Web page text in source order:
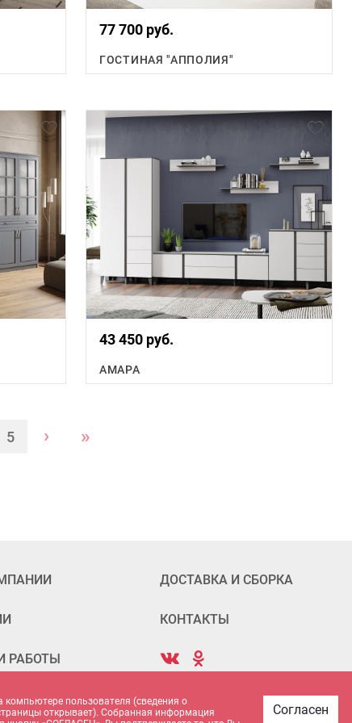
77 700 руб.
ГОСТИНАЯ "АППОЛИЯ"
43 450 руб.
АМАРА
5 › »
РАБОТЫ
ДОСТАВКА И СБОРКА
КОНТАКТЫ
компьютере пользователя (сведения о
открывает). Собранная информация
Согласен